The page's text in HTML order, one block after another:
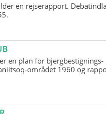
en rejserapport.
en plan for bjergbestignings-
området 1960 og